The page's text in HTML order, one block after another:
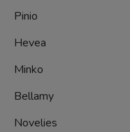
Pinio
Hevea
Minko
Bellamy
Novelies